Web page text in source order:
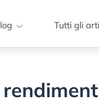
Tutti gli